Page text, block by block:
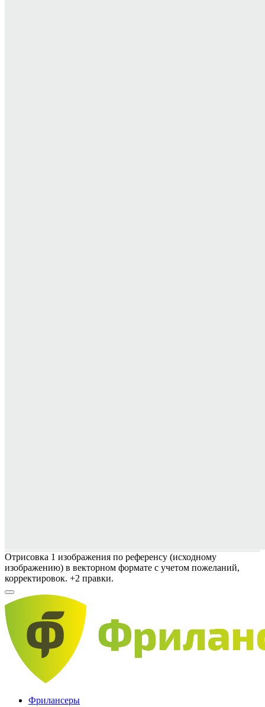
Отрисовка 1 изображения по референсу (исходному
изображению) в векторном формате с учетом пожеланий,
корректировок. +2 правки.
Фрилансеры